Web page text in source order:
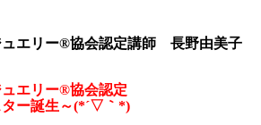
ュエリー®協会認定講師 長野由美子
エリー®協会認定
ター誕生～(*´▽｀*)